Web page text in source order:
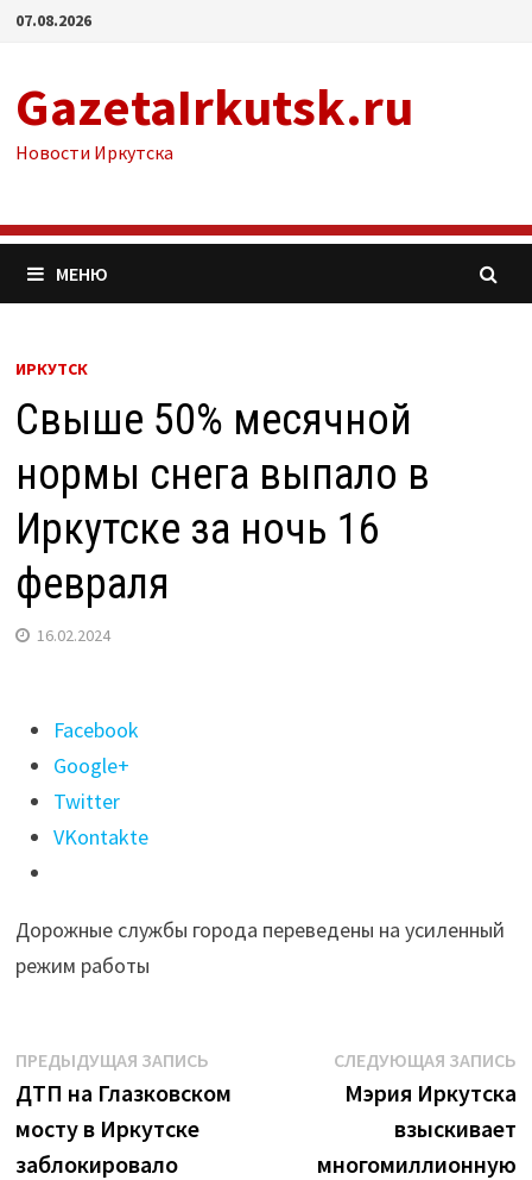
Перейти
07.08.2026
GazetaIrkutsk.ru
Новости Иркутска
МЕНЮ
ИРКУТСК
Свыше 50% месячной
нормы снега выпало в
Иркутске за ночь 16
февраля
16.02.2024
Поделиться
"Свыше
50%
месячной
нормы
выпало
в
за
ночь
16
февраля"
Facebook
Google+
Twitter
VKontakte
Дорожные службы города переведены на усиленный
режим работы
Навигация
по
записям
ПРЕДЫДУЩАЯ ЗАПИСЬПредыдущая
запись:
ДТП на Глазковском
мосту в Иркутске
заблокировало
СЛЕДУЮЩАЯ ЗАПИСЬ
Мэрия Иркутска
взыскивает
многомиллионную